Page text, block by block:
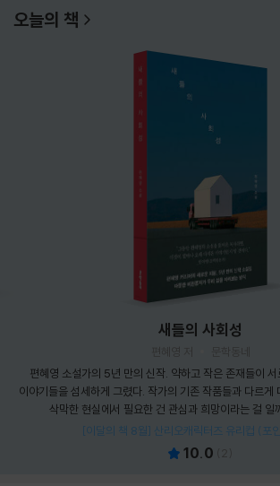
오늘의 책
새들의 사회성
편혜영 소설가의 5년 만의 신작. 약하고 작은 존재들이
이야기들을 섬세하게 그렸다. 작가의 기존 작품들과 다르게
삭막한 현실에서 필요한 건 관심과 희망이라는 걸 일
[이달의 책 8월] 산리오캐릭터즈 유리컵 (포
10.0